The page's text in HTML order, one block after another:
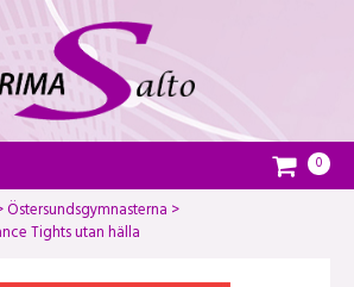
0
Östersundsgymnasterna >
Tights utan hälla